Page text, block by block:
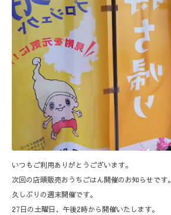
いつもご利用ありがとうございます。
次回の店頭販売おうちごはん開催のお知らせです。
久しぶりの週末開催です。
27日の土曜日、午後2時から開催いたします。